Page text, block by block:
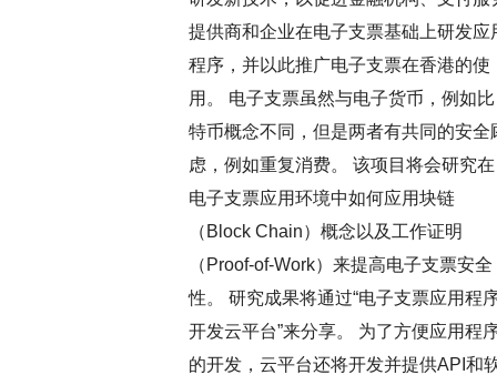
提供商和企业在电子支票基础上研发应
程序，并以此推广电子支票在香港的使
用。 电子支票虽然与电子货币，例如比
特币概念不同，但是两者有共同的安全
虑，例如重复消费。 该项目将会研究在
电子支票应用环境中如何应用块链
（Block Chain）概念以及工作证明
（Proof-of-Work）来提高电子支票安全
性。 研究成果将通过“电子支票应用程
开发云平台”来分享。 为了方便应用程
的开发，云平台还将开发并提供API和